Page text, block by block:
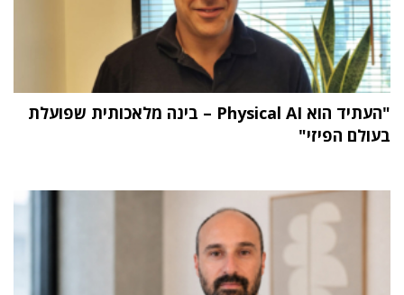
"העתיד הוא Physical AI – בינה מלאכותית שפועלת
בעולם הפיזי"